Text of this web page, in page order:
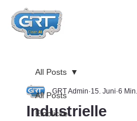
All Posts
Einblicke
All Posts
Industrielle
GRT Admin 15. Juni 6